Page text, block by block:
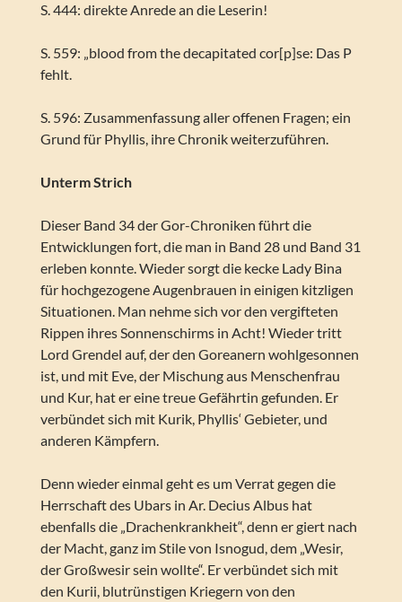
S. 444: direkte Anrede an die Leserin!
S. 559: „blood from the decapitated cor[p]se: Das P
fehlt.
S. 596: Zusammenfassung aller offenen Fragen; ein
Grund für Phyllis, ihre Chronik weiterzuführen.
Unterm Strich
Dieser Band 34 der Gor-Chroniken führt die
Entwicklungen fort, die man in Band 28 und Band 31
erleben konnte. Wieder sorgt die kecke Lady Bina
für hochgezogene Augenbrauen in einigen kitzligen
Situationen. Man nehme sich vor den vergifteten
Rippen ihres Sonnenschirms in Acht! Wieder tritt
Lord Grendel auf, der den Goreanern wohlgesonnen
ist, und mit Eve, der Mischung aus Menschenfrau
und Kur, hat er eine treue Gefährtin gefunden. Er
verbündet sich mit Kurik, Phyllis‘ Gebieter, und
anderen Kämpfern.
Denn wieder einmal geht es um Verrat gegen die
Herrschaft des Ubars in Ar. Decius Albus hat
ebenfalls die „Drachenkrankheit“, denn er giert nach
der Macht, ganz im Stile von Isnogud, dem „Wesir,
der Großwesir sein wollte“. Er verbündet sich mit
den Kurii, blutrünstigen Kriegern von den